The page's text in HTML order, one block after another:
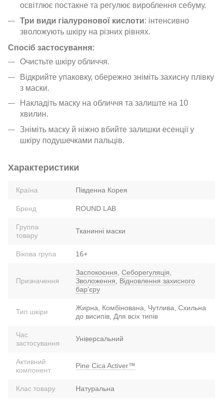
освітлює постакне та регулює вироблення себуму.
Три види гіалуронової кислоти: інтенсивно
зволожують шкіру на різних рівнях.
Спосіб застосування:
Очистьте шкіру обличчя.
Відкрийте упаковку, обережно зніміть захисну плівку
з маски.
Накладіть маску на обличчя та залиште на 10
хвилин.
Зніміть маску й ніжно вбийте залишки есенції у
шкіру подушечками пальців.
Характеристики
Країна Південна Корея
Бренд ROUND LAB
Группа
товару
Тканинні маски
Вікова група 16+
Призначення
Заспокоєння Себорегуляція
Зволоження
Відновлення захисного
барʼєру
Тип шкіри
Жирна, Комбінована, Чутлива, Схильна
до висипів, Для всіх типів
Час
застосування
Універсальний
Активний
компонент
Pine Cica Activer™
Клас товару Натуральна